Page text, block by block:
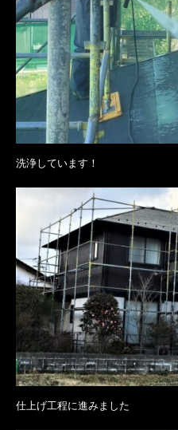
洗浄しています！
仕上げ工程に進みました